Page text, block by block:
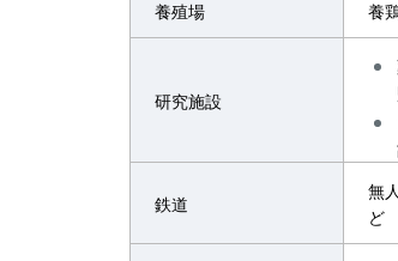
養殖場 養
研究施設
鉄道
無
ど